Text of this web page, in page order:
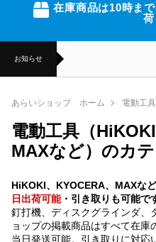
在庫商品は10時ま
荷
お知らせ
あらいショップ ホーム 電動工具
電動工具（
MAXなど）のカ
HiKOKI、KYOCERA、MAXな
日出荷可能・引き取りも可能で
釘打機、ディスクグラインダ、
ョップの掲載商品はすべて在
当日発送可能。引き取りに対応